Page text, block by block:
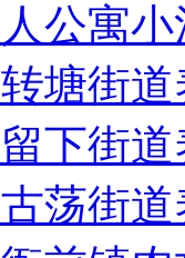
公寓小
塘街
下街
荡街